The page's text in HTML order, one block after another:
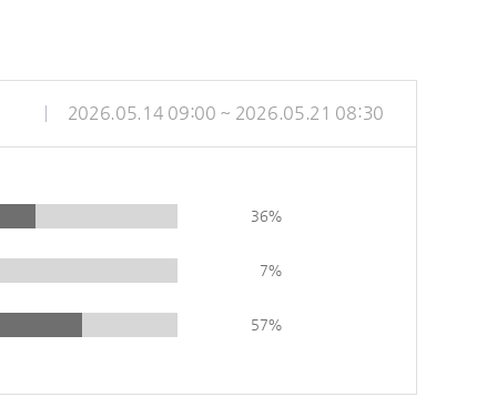
2026.05.14 09:00 ~ 2026.05.21 08:30
36%
7%
57%